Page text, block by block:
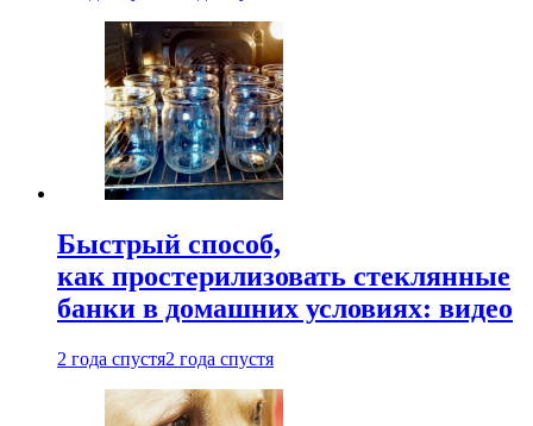
Быстрый способ,
как простерилизовать стеклянные
банки в домашних условиях: видео
2 года спустя2 года спустя